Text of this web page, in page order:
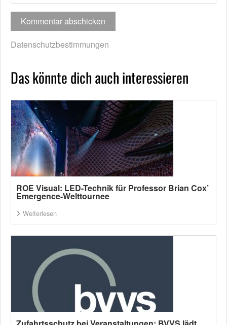
Datenschutzbestimmungen
Das könnte dich auch interessieren
ROE Visual: LED-Technik für Professor Brian Cox’
Emergence-Welttournee
Weiterlesen